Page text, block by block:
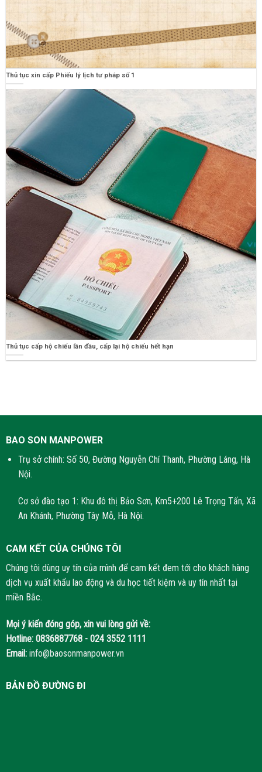
Thủ tục xin cấp Phiếu lý lịch tư pháp số 1
Thủ tục cấp hộ chiếu lần đầu, cấp lại hộ chiếu hết hạn
BAO SON MANPOWER
Trụ sở chính: Số 50, Đường Nguyễn Chí Thanh, Phường Láng, Hà
Nội.
Cơ sở đào tạo 1: Khu đô thị Bảo Sơn, Km5+200 Lê Trọng Tấn, Xã
An Khánh, Phường Tây Mỗ, Hà Nội.
CAM KẾT CỦA CHÚNG TÔI
Chúng tôi dùng uy tín của mình để cam kết đem tới cho khách hàng
dịch vụ xuất khẩu lao động và du học tiết kiệm và uy tín nhất tại
miền Bắc.
Mọi ý kiến đóng góp, xin vui lòng gửi về:
Hotline: 0836887768 - 024 3552 1111
Email: info@baosonmanpower.vn
BẢN ĐỒ ĐƯỜNG ĐI